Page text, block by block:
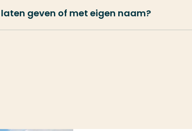
geven of met eigen naam?